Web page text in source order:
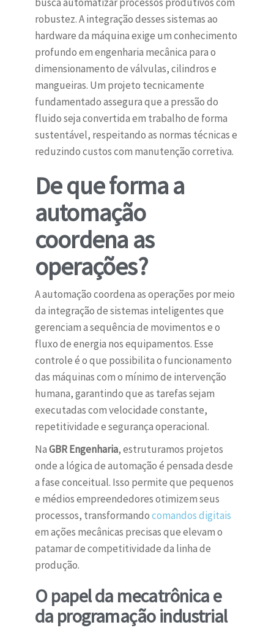
robustez. A integração desses sistemas ao
hardware da máquina exige um conhecimento
profundo em engenharia mecânica para o
dimensionamento de válvulas, cilindros e
mangueiras. Um projeto tecnicamente
fundamentado assegura que a pressão do
fluido seja convertida em trabalho de forma
sustentável, respeitando as normas técnicas e
reduzindo custos com manutenção corretiva.
De que forma a
automação
coordena as
operações?
A automação coordena as operações por meio
da integração de sistemas inteligentes que
gerenciam a sequência de movimentos e o
fluxo de energia nos equipamentos. Esse
controle é o que possibilita o funcionamento
das máquinas com o mínimo de intervenção
humana, garantindo que as tarefas sejam
executadas com velocidade constante,
repetitividade e segurança operacional.
NaGBR Engenharia, estruturamos projetos
onde a lógica de automação é pensada desde
a fase conceitual. Isso permite que pequenos
e médios empreendedores otimizem seus
processos, transformandocomandos digitais
em ações mecânicas precisas que elevam o
patamar de competitividade da linha de
produção.
O papel da mecatrônica e
da programação industrial